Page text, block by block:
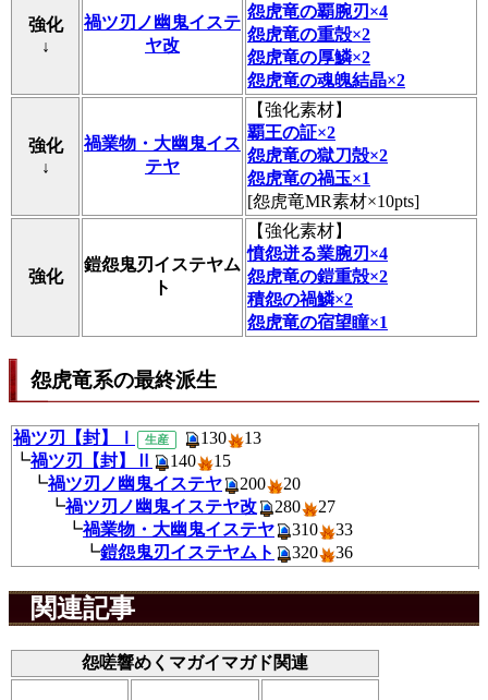
強化
↓
禍ツ刃ノ幽鬼イステ
ヤ改
怨虎竜の覇腕刃×4
怨虎竜の重殻×2
怨虎竜の厚鱗×2
怨虎竜の魂魄結晶×2
強化
↓
禍業物・大幽鬼イス
テヤ
【強化素材】
覇王の証×2
怨虎竜の獄刀殻×2
怨虎竜の禍玉×1
[怨虎竜MR素材×10pts]
強化
鎧怨鬼刃イステヤム
ト
【強化素材】
憤怨迸る業腕刃×4
怨虎竜の鎧重殻×2
積怨の禍鱗×2
怨虎竜の宿望瞳×1
怨虎竜系の最終派生
禍ツ刃【封】Ⅰ 生産 130
┗禍ツ刃【封】Ⅱ 140
15
┗禍ツ刃ノ幽鬼イステヤ 200
┗禍ツ刃ノ幽鬼イステヤ改 280
┗禍業物・大幽鬼イステヤ 310
┗鎧怨鬼刃イステヤムト 320
関連記事
怨嗟響めくマガイマガド関連